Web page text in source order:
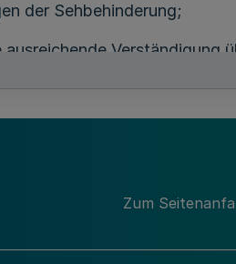
der Sehbehinderung;
Verständigung
(BSHG) oder
Zum